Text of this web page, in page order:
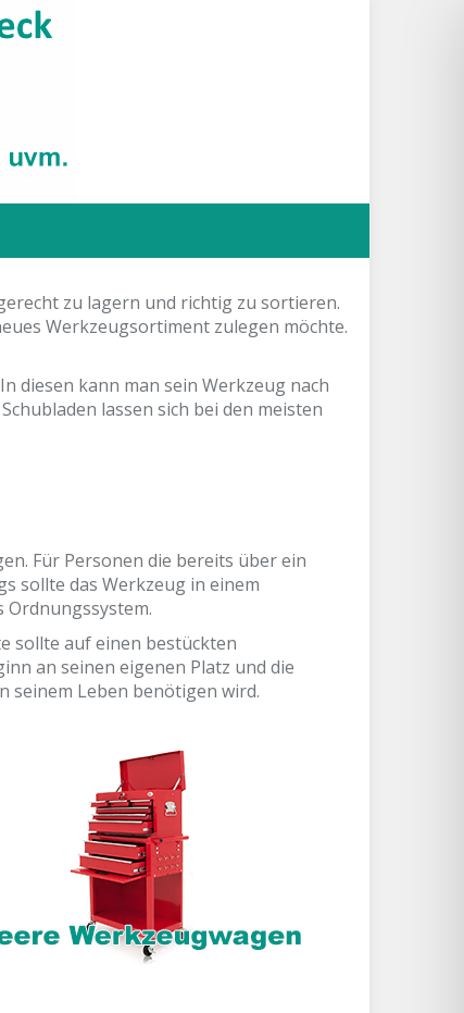
zu lagern und richtig zu sortieren.
Werkzeugsortiment zulegen möchte.
diesen kann man sein Werkzeug nach
lassen sich bei den meisten
Für Personen die bereits über ein
sollte das Werkzeug in einem
sollte auf einen bestückten
an seinen eigenen Platz und die
seinem Leben benötigen wird.